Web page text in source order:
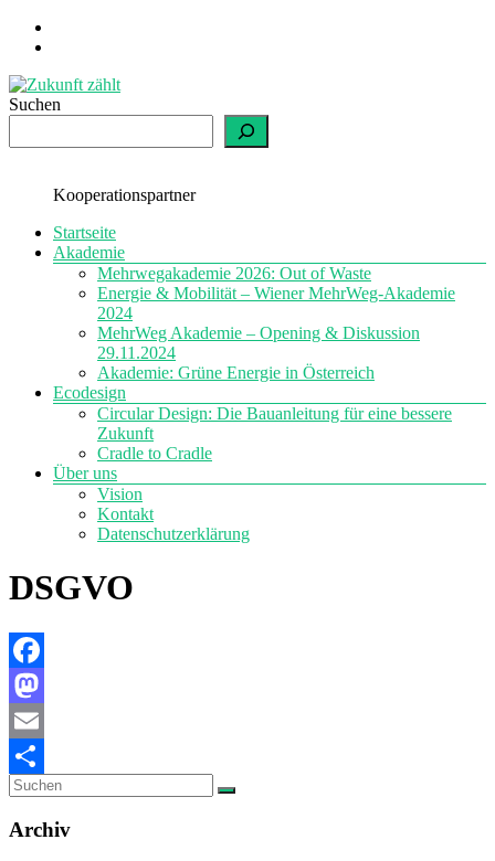
Zum
Inhalt
zählt
einfach
Suchen
Kooperationspartner
Menü
Startseite
Akademie
Mehrwegakademie 2026: Out of Waste
Energie & Mobilität – Wiener MehrWeg-Akademie
2024
MehrWeg Akademie – Opening & Diskussion
29.11.2024
Akademie: Grüne Energie in Österreich
Ecodesign
Circular Design: Die Bauanleitung für eine bessere
Zukunft
Cradle to Cradle
Über uns
Vision
Kontakt
Datenschutzerklärung
DSGVO
Facebook
Mastodon
Email
Teilen
Archiv